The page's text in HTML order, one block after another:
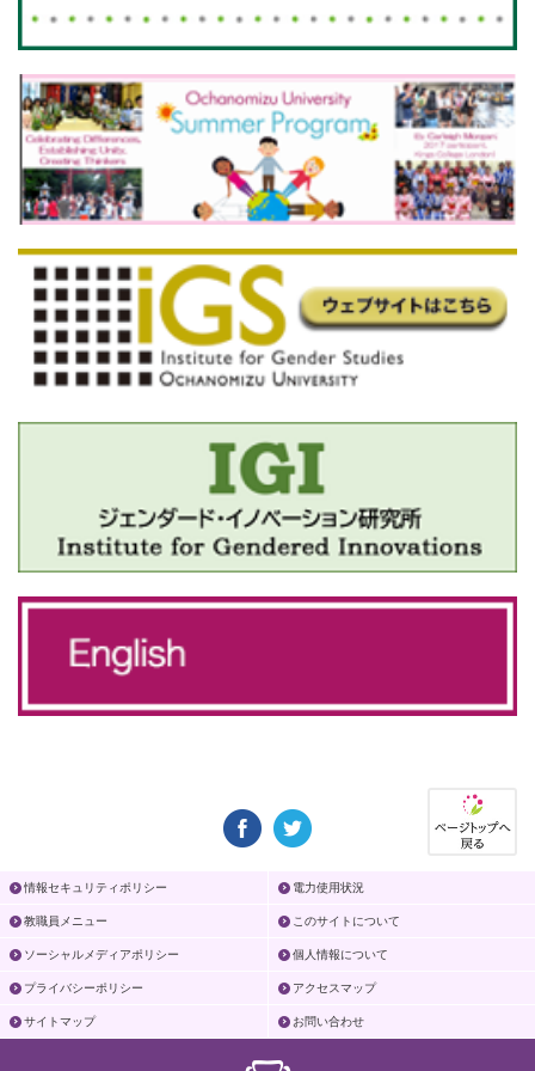
情報セキュリティポリシー 電力使用状況
教職員メニュー このサイトについて
ソーシャルメディアポリシー 個人情報について
プライバシーポリシー アクセスマップ
サイトマップ お問い合わせ